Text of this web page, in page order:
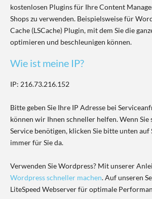
kostenlosen Plugins für Ihre Content
Shops zu verwenden. Beispielsweise für
Cache (LSCache) Plugin, mit dem Sie die
optimieren und beschleunigen können.
Wie ist meine IP?
IP: 216.73.216.152
Bitte geben Sie Ihre IP Adresse bei
können wir Ihnen schneller helfen. Wenn
Service benötigen, klicken Sie bitte unten
immer für Sie da.
Verwenden Sie Wordpress? Mit unserer
Wordpress schneller machen. Auf unseren
LiteSpeed Webserver für optimale